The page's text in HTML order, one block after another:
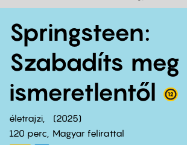
Springsteen:
Szabadíts meg
ismeretlentől
életrajzi
2025
120 perc,
Magyar felirattal